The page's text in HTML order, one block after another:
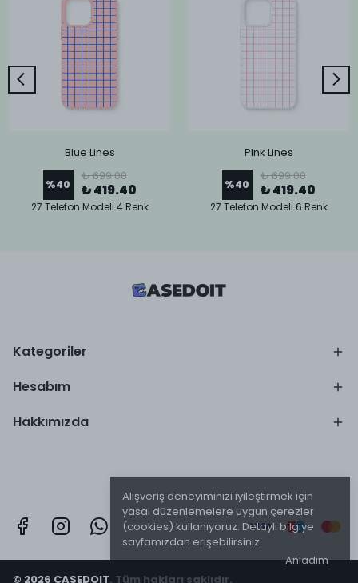
Alışveriş deneyiminizi iyileştirmek için
yasal düzenlemelere uygun çerezler
(cookies) kullanıyoruz. Detaylı bilgiye
sayfamızdan erişebilirsiniz.
Anladım
Blue Lines
%40
₺ 699.00
₺ 419.40
27 Telefon Modeli 4 Renk
Pink Lines
%40
₺ 699.00
₺ 419.40
27 Telefon Modeli 6 Renk
Kategoriler
Hesabım
Hakkımızda
© 2026 CASEDOIT. Tüm hakları saklıdır.